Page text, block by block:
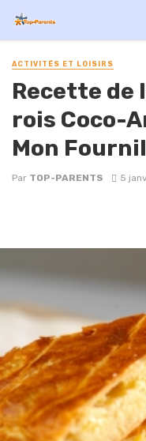
ACTIVITÉS ET LOISIRS
Recette de
rois Coco-
Mon Fournil
Par TOP-PARENTS 5